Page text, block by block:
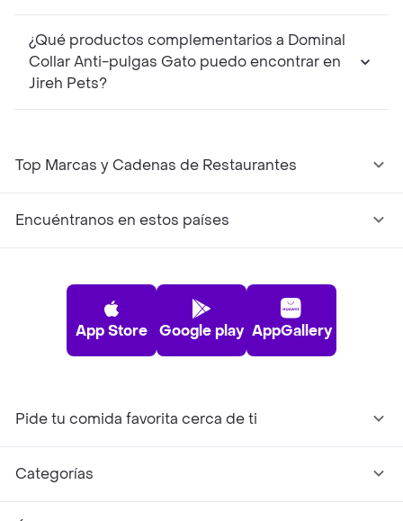
¿Qué productos complementarios a Dominal
Collar Anti-pulgas Gato puedo encontrar en
Jireh Pets?
Top Marcas y Cadenas de Restaurantes
Encuéntranos en estos países
App Store Google play AppGallery
Pide tu comida favorita cerca de ti
Categorías